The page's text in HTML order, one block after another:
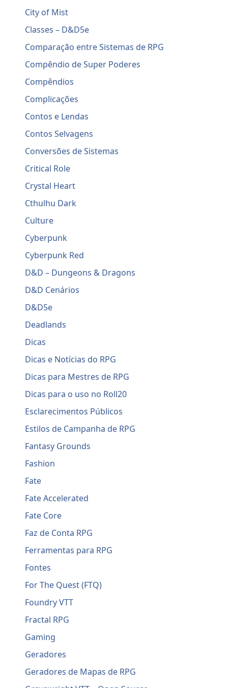
City of Mist
Classes – D&D5e
Comparação entre Sistemas de RPG
Compêndio de Super Poderes
Compêndios
Complicações
Contos e Lendas
Contos Selvagens
Conversões de Sistemas
Critical Role
Crystal Heart
Cthulhu Dark
Culture
Cyberpunk
Cyberpunk Red
D&D – Dungeons & Dragons
D&D Cenários
D&D5e
Deadlands
Dicas
Dicas e Notícias do RPG
Dicas para Mestres de RPG
Dicas para o uso no Roll20
Esclarecimentos Públicos
Estilos de Campanha de RPG
Fantasy Grounds
Fashion
Fate
Fate Accelerated
Fate Core
Faz de Conta RPG
Ferramentas para RPG
Fontes
For The Quest (FTQ)
Foundry VTT
Fractal RPG
Gaming
Geradores
Geradores de Mapas de RPG